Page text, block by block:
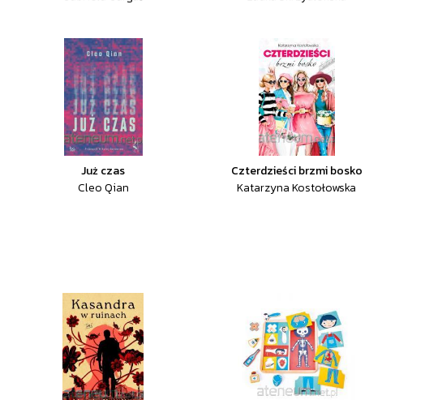
Już czas
Cleo Qian
Czterdzieści brzmi bosko
Katarzyna Kostołowska